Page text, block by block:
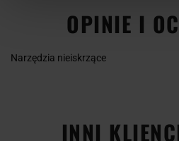
OPINIE I
Narzędzia nieiskrzące
INNI